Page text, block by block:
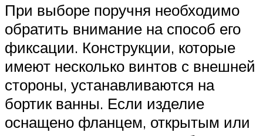
При выборе поручня необходимо
обратить внимание на способ его
фиксации. Конструкции, которые
имеют несколько винтов с внешней
стороны, устанавливаются на
бортик ванны. Если изделие
оснащено фланцем, открытым или